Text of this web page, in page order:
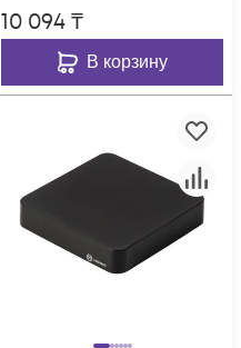
10 094₸
В корзину